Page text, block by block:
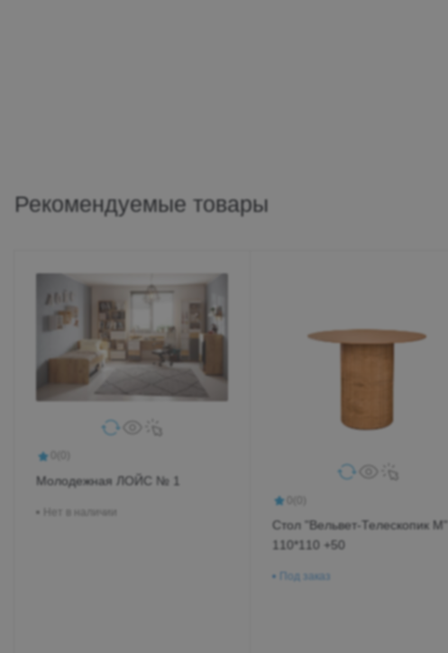
Рекомендуемые товары
Молодежная ЛОЙС № 1
Нет в наличии
Стол "Вельвет-Телескопик М"
110*110 +50
Под заказ